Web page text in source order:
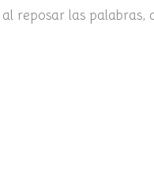
reposar las palabras,